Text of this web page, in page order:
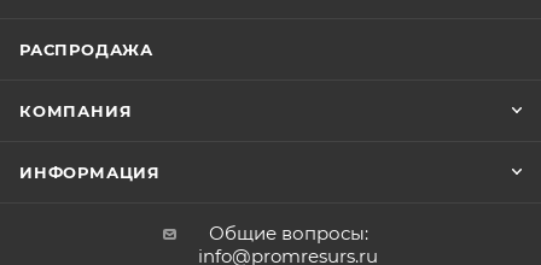
РАСПРОДАЖА
КОМПАНИЯ
ИНФОРМАЦИЯ
Общие вопросы:
info@promresurs.ru